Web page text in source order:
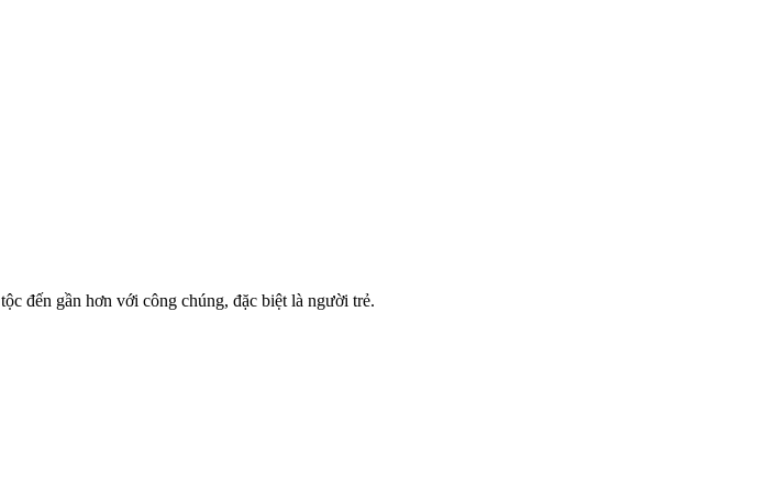
đến gần hơn với công chúng, đặc biệt là người trẻ.